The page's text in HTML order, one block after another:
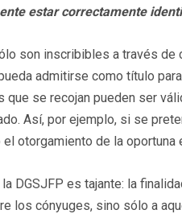
estar correctamente
son inscribibles a través de
admitirse como título
que se recojan pueden ser
Así, por ejemplo, si se
otorgamiento de la
DGSJFP es tajante: la
los cónyuges, sino sólo a